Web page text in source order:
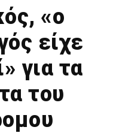
«ο
είχε
για τα
του